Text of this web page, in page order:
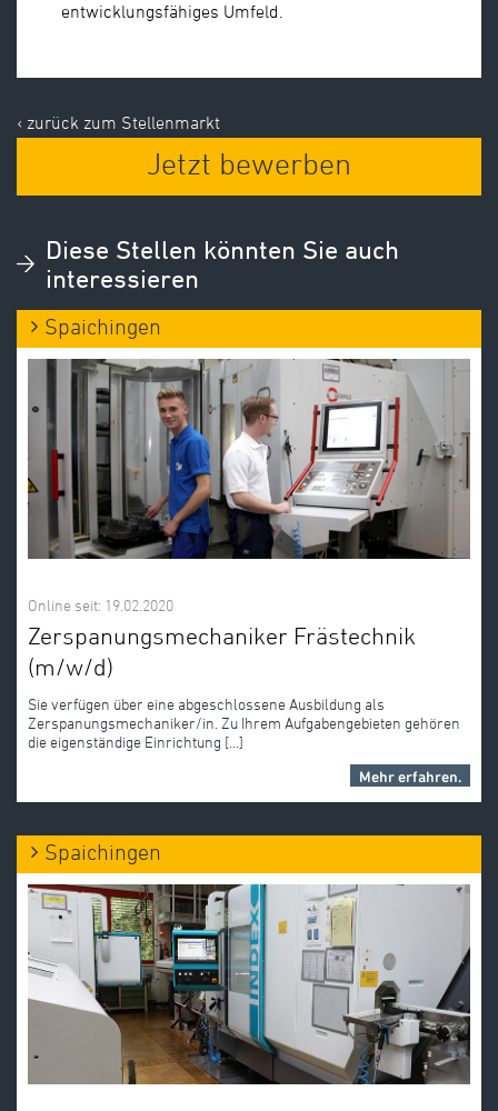
entwicklungsfähiges Umfeld.
‹ zurück zum Stellenmarkt
Jetzt bewerben
Diese Stellen könnten Sie auch
interessieren
Spaichingen
Online seit: 19.02.2020
Zerspanungsmechaniker Frästechnik
(m/w/d)
Sie verfügen über eine abgeschlossene Ausbildung als
Zerspanungsmechaniker/in. Zu Ihrem Aufgabengebieten gehören
die eigenständige Einrichtung [...]
Mehr erfahren.
Spaichingen